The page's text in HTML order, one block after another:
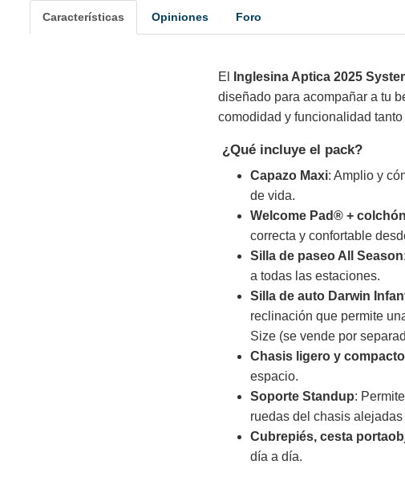
Características Opiniones Foro
El Inglesina Aptica 2025
diseñado para acompañar a tu
comodidad y funcionalidad
¿Qué incluye el pack?
Capazo Maxi: Amplio y
de vida.
Welcome Pad® + colchón
correcta y confortable
Silla de paseo All Season
a todas las estaciones.
Silla de auto Darwin
reclinación que permite
Size (se vende por
Chasis ligero y compacto
espacio.
Soporte Standup:
ruedas del chasis
Cubrepiés, cesta
día a día.